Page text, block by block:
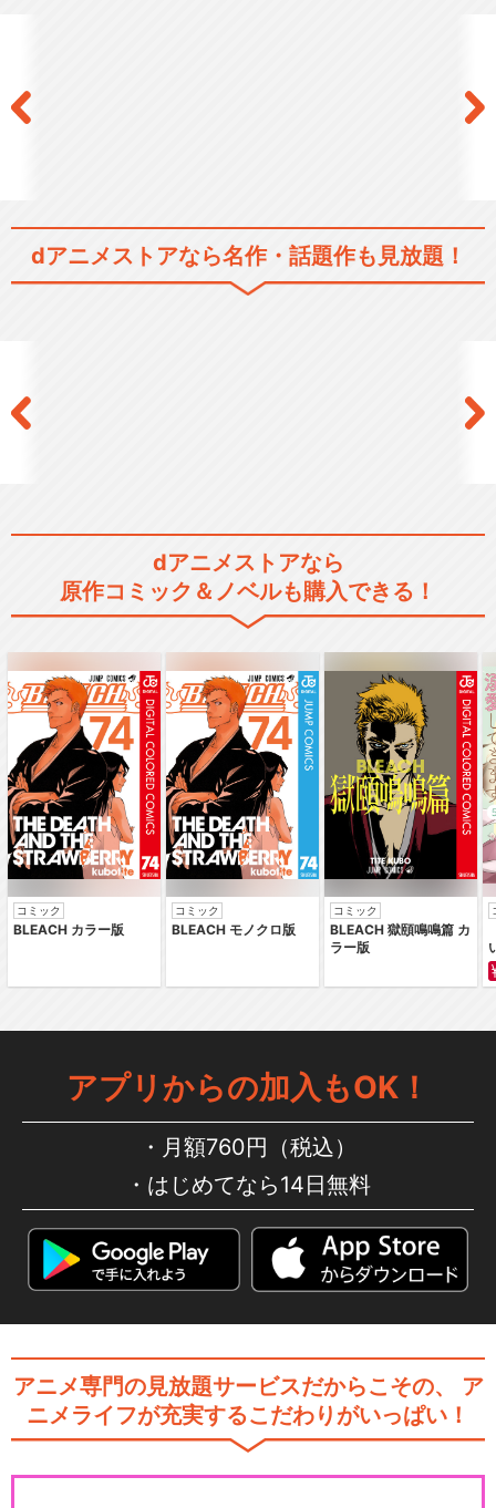
閉じる
dアニメストアなら名作・話題作も見放題！
dアニメストアなら
原作コミック＆ノベルも購入できる！
コミック
BLEACH カラー版
コミック
BLEACH モノクロ版
コミック
BLEACH 獄頤鳴鳴篇 カ
ラー版
アプリからの加入もOK！
月額760円（税込）
はじめてなら14日無料
アニメ専門の見放題サービスだからこその、
ア
ニメライフが充実するこだわりがいっぱい！